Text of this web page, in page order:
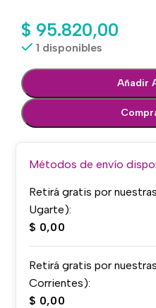
$ 95.820,00
1 disponibles
Añadir
Métodos de envío
Retirá gratis por
Ugarte):
$ 0,00
Retirá gratis por
Corrientes):
$ 0,00